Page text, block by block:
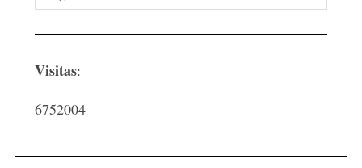
o
t
c
i
Visitas:
6752004